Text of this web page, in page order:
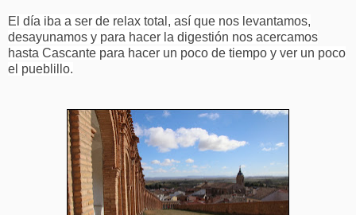
El día iba a ser de relax total, así que nos levantamos,
desayunamos y para hacer la digestión nos acercamos
hasta Cascante para hacer un poco de tiempo y ver un poco
el pueblillo.